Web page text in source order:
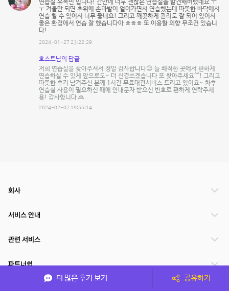
연습실 유목민 입니다! 간만에 너무 괜찮은 연습실을 발견해버렸네요 ㅜ
ㅜ 겨울만 되면 추위에 손과발이 얼어가면서 연습했는데 따뜻한 바닥에서
연습 할 수 있어서 너무 좋네요! 그리고 깨끗하게 관리도 잘 되어 있어서
좋은 환경에서 연습 잘 했습니다아 ㅎㅎㅎ 또 이용할 의향 무조건 있습니
다!
2024-01-27 23:22:29
호스트님의 답글
저희 연습실을 찾아주셔서 정말 감사합니다😊 늘 쾌적한 곳에서 편하게
연습하실 수 있게 앞으로도~ 더 신경쓰겠습니다 또 찾아주세요^^! 그리고
따뜻한 후기 남겨주신 분께 1시간 무료대관서비스 드리고 있어요~ 차후
연습실 사용이 필요하신 때에 안내문자 받으신 번호로 편하게 연락주세
용! 감사합니다 🙏
2024-02-07 19:55:14
더 많은 후기 보기 공유하기
회사
서비스 안내
관련 서비스
파트너쉽